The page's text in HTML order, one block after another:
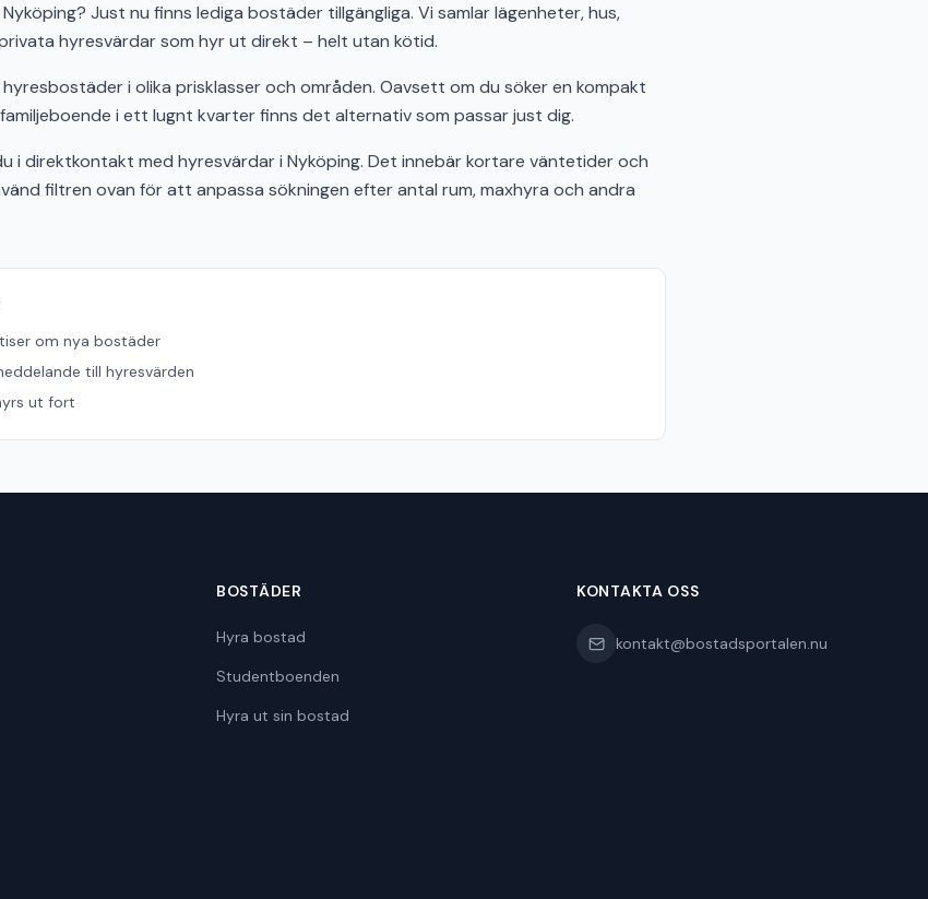
Just nu finns lediga bostäder tillgängliga. Vi samlar lägenheter, hus,
hyresvärdar som hyr ut direkt – helt utan kötid.
i olika prisklasser och områden. Oavsett om du söker en kompakt
i ett lugnt kvarter finns det alternativ som passar just dig.
i direktkontakt med hyresvärdar i Nyköping. Det innebär kortare väntetider och
filtren ovan för att anpassa sökningen efter antal rum, maxhyra och andra
om nya bostäder
till hyresvärden
ut fort
BOSTÄDER
Hyra bostad
Studentboenden
Hyra ut sin bostad
KONTAKTA OSS
kontakt@bostadsportalen.nu